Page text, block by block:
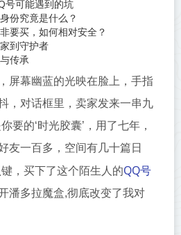
号可能遇到的坑
份究竟是什么？
要买，如何相对安全？
到守护者
传承
屏幕幽蓝的光映在脸上，手指
，对话框里，卖家发来一串九
要的‘时光胶囊’，用了七年，
友一百多，空间有几十篇日
，买下了这个陌生人的QQ号
多拉魔盒,彻底改变了我对